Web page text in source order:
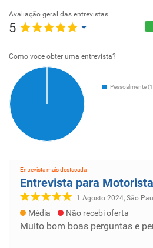
Avaliação geral das entrevistas
5
Como voce obter uma entrevista?
Pessoalmente
Entrevista mais destacada
Entrevista para Motorista
1 Agosto 2024, São
Média Não recebi oferta